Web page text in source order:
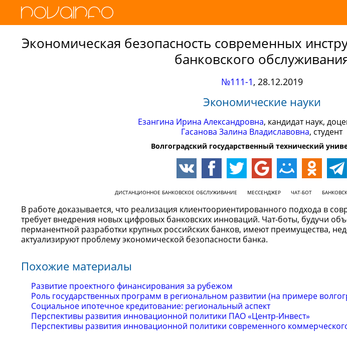
Экономическая безопасность современных
банковского
№111-1, 28.12.2019
Экономические науки
Езангина Ирина Александровна, кандидат наук,
Гасанова Залина Владиславовна, студент
Волгоградский государственный технический
ДИСТАНЦИОННОЕ БАНКОВСКОЕ ОБСЛУЖИВАНИЕ МЕССЕНДЖЕР ЧАТ-БОТ
В работе доказывается, что реализация клиентоориентированного подхода в
требует внедрения новых цифровых банковских инноваций. Чат-боты, будучи
перманентной разработки крупных российских банков, имеют преимущества,
актуализируют проблему экономической безопасности банка.
Похожие материалы
Развитие проектного финансирования за рубежом
Роль государственных программ в региональном развитии (на примере
Социальное ипотечное кредитование: региональный аспект
Перспективы развития инновационной политики ПАО «Центр-Инвест»
Перспективы развития инновационной политики современного